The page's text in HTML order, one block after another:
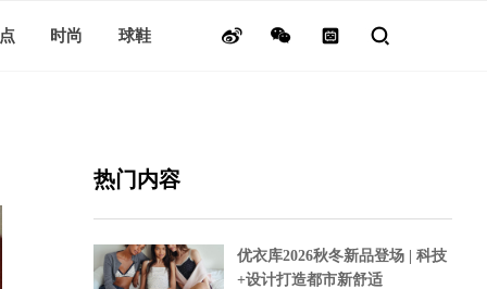
时尚 球鞋
热门内容
优衣库2026秋冬新品登场 | 科技
+设计打造都市新舒适